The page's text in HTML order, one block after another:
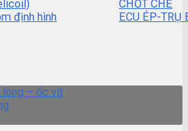
CHỐT CHẺ
định hình
ECU ÉP-TRỤ
lông – ốc vít